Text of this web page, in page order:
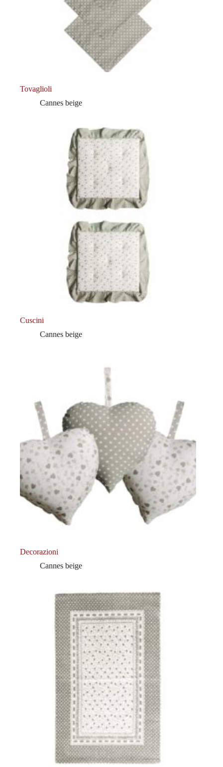
Tovaglioli
Cannes beige
Cuscini
Cannes beige
Decorazioni
Cannes beige